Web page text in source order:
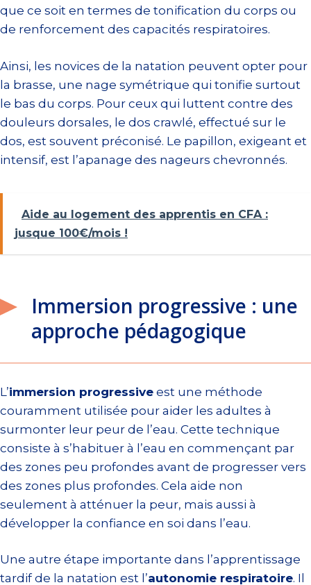
que ce soit en termes de tonification du corps ou
de renforcement des capacités respiratoires.
Ainsi, les novices de la natation peuvent opter pour
la brasse, une nage symétrique qui tonifie surtout
le bas du corps. Pour ceux qui luttent contre des
douleurs dorsales, le dos crawlé, effectué sur le
dos, est souvent préconisé. Le papillon, exigeant et
intensif, est l’apanage des nageurs chevronnés.
Aide au logement des apprentis en CFA :
jusque 100€/mois !
Immersion progressive : une
approche pédagogique
L’immersion progressive est une méthode
couramment utilisée pour aider les adultes à
surmonter leur peur de l’eau. Cette technique
consiste à s’habituer à l’eau en commençant par
des zones peu profondes avant de progresser vers
des zones plus profondes. Cela aide non
seulement à atténuer la peur, mais aussi à
développer la confiance en soi dans l’eau.
Une autre étape importante dans l’apprentissage
tardif de la natation est l’autonomie respiratoire. Il